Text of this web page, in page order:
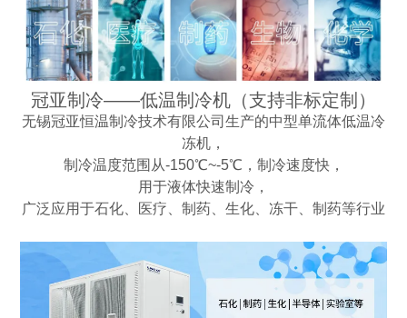
冠亚制冷——低温制冷机（支持非标定制）
无锡冠亚恒温制冷技术有限公司生产的中型单流体低温冷
冻机，
制冷温度范围从-150℃~-5℃，制冷速度快，
用于液体快速制冷，
广泛应用于石化、医疗、制药、生化、冻干、制药等行业